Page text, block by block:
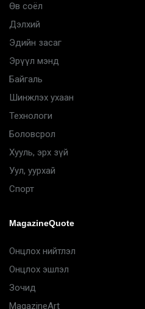
Өв соёл
Дэлхий
Эдийн засаг
Эрүүл мэнд
Байгаль
Шинжлэх ухаан
Технологи
Боловсрол
Хууль, эрх зүй
Уул, уурхай
Спорт
MagazineQuote
Онцлох нийтлэл
Онцлох эшлэл
Зочид
MagazineArt